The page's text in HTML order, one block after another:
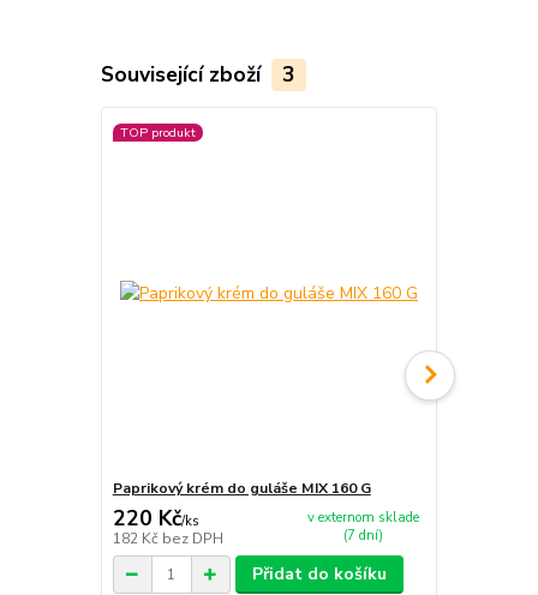
Související zboží 3
TOP produkt
Paprikový krém do guláše MIX 160 G
220 Kč/ks
182 Kč bez DPH
v externom sklade
(7 dní)
Přidat do košíku